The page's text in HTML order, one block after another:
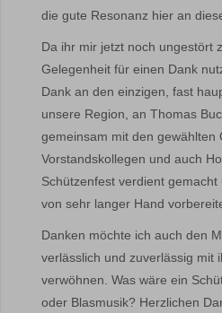
die gute Resonanz hier an
Da ihr mir jetzt noch ungestört
Gelegenheit für einen Dank
Dank an den einzigen, fast
unsere Region, an Thomas
gemeinsam mit den gewählten
Vorstandskollegen und auch
Schützenfest verdient
von sehr langer Hand
Danken möchte ich auch den
verlässlich und zuverlässig mit
verwöhnen. Was wäre ein
oder Blasmusik? Herzlichen